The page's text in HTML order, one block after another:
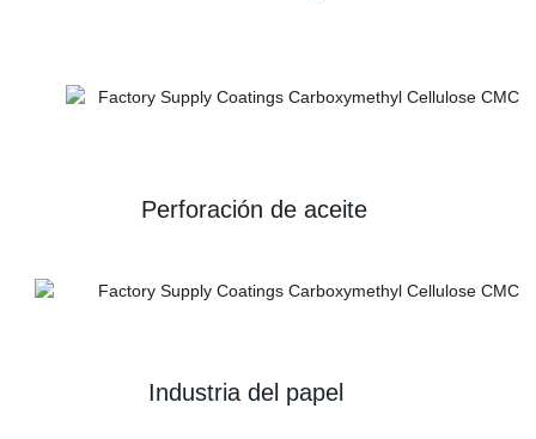
Perforación de aceite
Industria del papel